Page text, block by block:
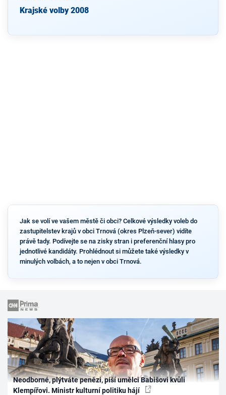
Krajské volby 2008
Jak se volí ve vašem městě či obci? Celkové výsledky voleb do
zastupitelstev krajů v obci Trnová (okres Plzeň-sever) vidíte
právě tady. Podívejte se na zisky stran i preferenční hlasy pro
jednotlivé kandidáty. Prohlédnout si můžete také výsledky v
minulých volbách, a to nejen v obci Trnová.
Neodborné, plýtváte penězi, píší umělci Babišovi kvůli
Klempířovi. Ministr kulturní politiku hájí